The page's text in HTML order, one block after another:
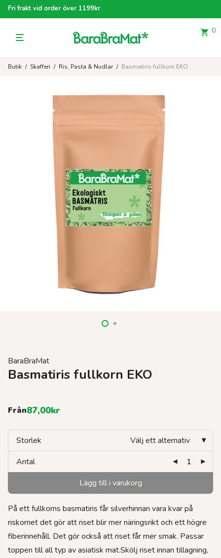
Fri frakt vid order över 1199kr
0
Butik / Skafferi / Ris, Pasta & Nudlar / Basmatiris fullkorn EKO
BaraBraMat
Basmatiris fullkorn EKO
Från87,00kr
Storlek
Välj ett alternativ
Antal
Lägg till i varukorg
På ett fullkorns basmatiris får silverhinnan vara kvar på
riskornet det gör att riset blir mer näringsrikt och ett högre
fiberinnehåll. Det gör också att riset får mer smak. Passar
toppen till all typ av asiatisk mat.Skölj riset innan tillagning,